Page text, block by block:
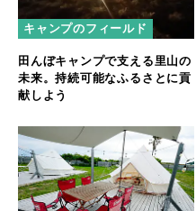
キャンプのフィールド
田んぼキャンプで支える里山の
未来。持続可能なふるさとに貢
献しよう